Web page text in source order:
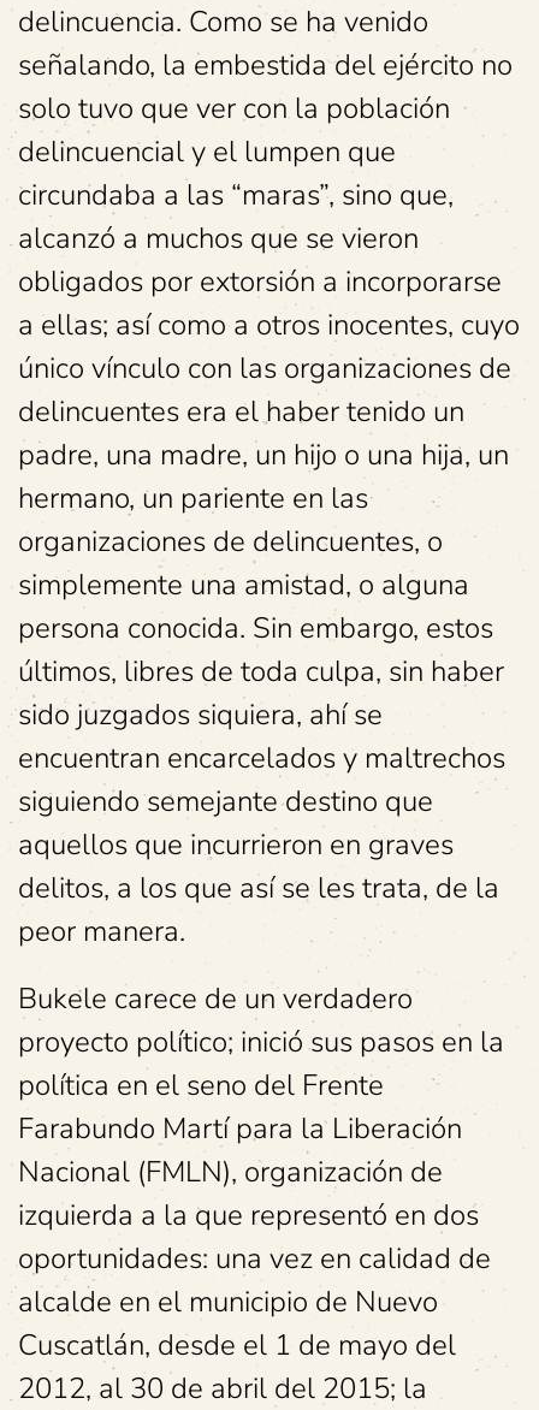
delincuencia. Como se ha venido
señalando, la embestida del ejército no
solo tuvo que ver con la población
delincuencial y el lumpen que
circundaba a las “maras”, sino que,
alcanzó a muchos que se vieron
obligados por extorsión a incorporarse
a ellas; así como a otros inocentes, cuyo
único vínculo con las organizaciones de
delincuentes era el haber tenido un
padre, una madre, un hijo o una hija, un
hermano, un pariente en las
organizaciones de delincuentes, o
simplemente una amistad, o alguna
persona conocida. Sin embargo, estos
últimos, libres de toda culpa, sin haber
sido juzgados siquiera, ahí se
encuentran encarcelados y maltrechos
siguiendo semejante destino que
aquellos que incurrieron en graves
delitos, a los que así se les trata, de la
peor manera.
Bukele carece de un verdadero
proyecto político; inició sus pasos en la
política en el seno del Frente
Farabundo Martí para la Liberación
Nacional (FMLN), organización de
izquierda a la que representó en dos
oportunidades: una vez en calidad de
alcalde en el municipio de Nuevo
Cuscatlán, desde el 1 de mayo del
2012, al 30 de abril del 2015; la